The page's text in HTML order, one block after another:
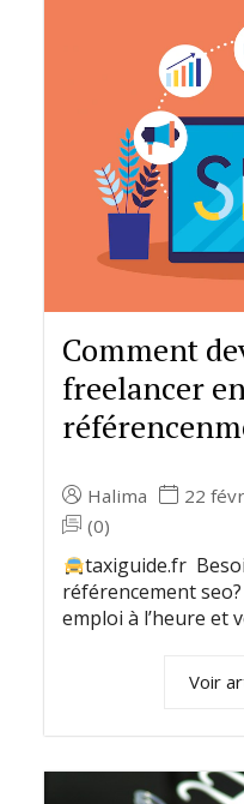
Comment
freelancer
Halima 22
(0)
taxiguide.fr
référencement
emploi à l’heure et
Voir